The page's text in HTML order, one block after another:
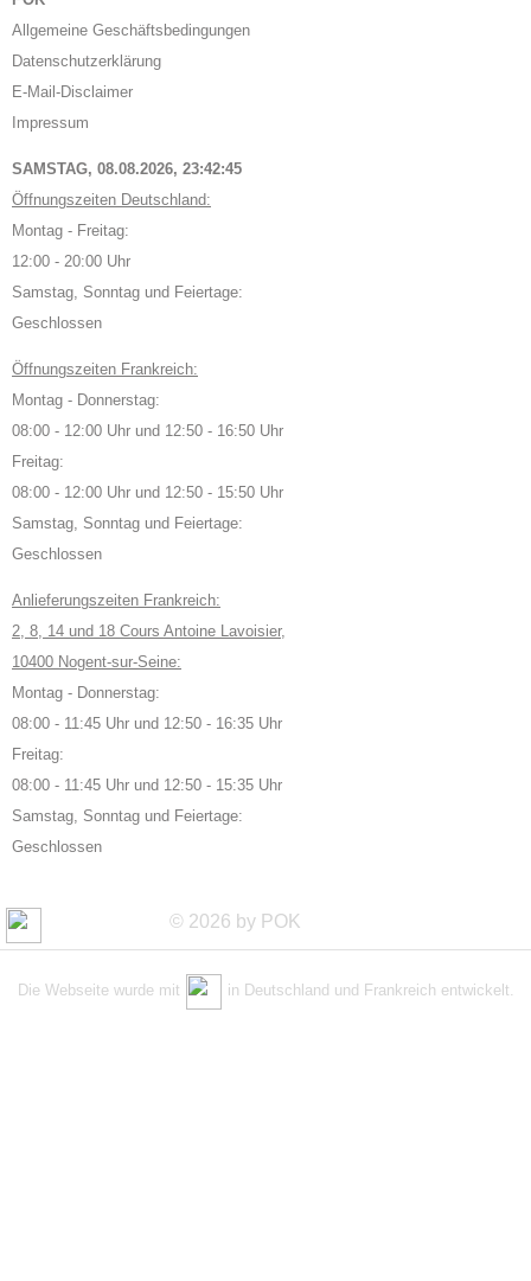
Allgemeine Geschäftsbedingungen
Datenschutzerklärung
E-Mail-Disclaimer
Impressum
SAMSTAG, 08.08.2026, 23:42:46
Öffnungszeiten Deutschland:
Montag - Freitag:
12:00 - 20:00 Uhr
Samstag, Sonntag und Feiertage:
Geschlossen
Öffnungszeiten Frankreich:
Montag - Donnerstag:
08:00 - 12:00 Uhr und 12:50 - 16:50 Uhr
Freitag:
08:00 - 12:00 Uhr und 12:50 - 15:50 Uhr
Samstag, Sonntag und Feiertage:
Geschlossen
Anlieferungszeiten Frankreich:
2, 8, 14 und 18 Cours Antoine Lavoisier,
10400 Nogent-sur-Seine:
Montag - Donnerstag:
08:00 - 11:45 Uhr und 12:50 - 16:35 Uhr
Freitag:
08:00 - 11:45 Uhr und 12:50 - 15:35 Uhr
Samstag, Sonntag und Feiertage:
Geschlossen
© 2026 by POK
Die Webseite wurde mit in Deutschland und Frankreich entwickelt.